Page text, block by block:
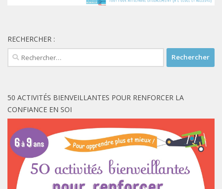
RECHERCHER :
Rechercher :
50 ACTIVITÉS BIENVEILLANTES POUR RENFORCER LA
CONFIANCE EN SOI